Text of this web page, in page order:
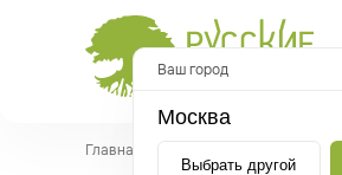
Главная Гриб Чага
Ваш город
Москва
Выбрать другой